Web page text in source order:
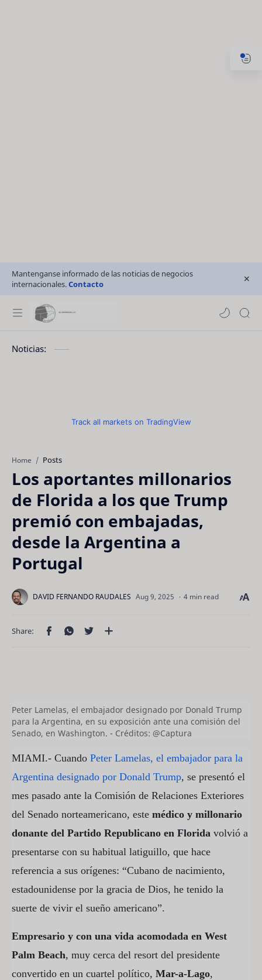
Mantenganse informado de las noticias de negocios
internacionales.Contacto
Noticias:
Track all markets on TradingView
Home Posts
Los aportantes millonarios
de Florida a los que Trump
premió con embajadas,
desde la Argentina a
Portugal
4 min read
Peter Lamelas, el embajador designado por Donald Trump
para la Argentina, en su exposición ante una comisión del
Senado, en Washington. - Créditos: @Captura
MIAMI.- Cuando Peter Lamelas, el embajador para la
Argentina designado por Donald Trump, se presentó el
mes pasado ante la Comisión de Relaciones Exteriores
del Senado norteamericano, este médico y millonario
donante del Partido Republicano en Florida volvió a
presentarse con su habitual latiguillo, que hace
referencia a sus orígenes: “Cubano de nacimiento,
estadounidense por la gracia de Dios, he tenido la
suerte de vivir el sueño americano”.
Empresario y con una vida acomodada en West
Palm Beach, muy cerca del resort del presidente
convertido en un cuartel político, Mar-a-Lago,